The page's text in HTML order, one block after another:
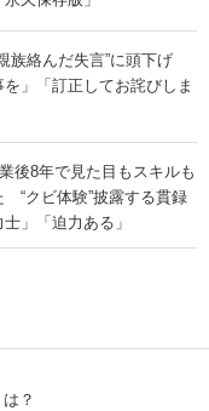
族絡んだ失言”に頭下げ
」「訂正してお詫びしま
後8年で見た目もスキルも
“クビ体験”披露する貫録
」「迫力ある」
？